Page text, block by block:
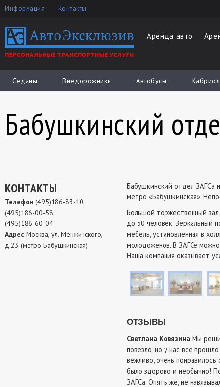
Информация Контакты
Аренда авто
Седаны Внедорожники Автобусы
Бабушкинский
КОНТАКТЫ
Телефон (495)186-83-10,
(495)186-00-58,
(495)186-60-04
Адрес Москва, ул. Менжинского,
д.23 (метро Бабушкинская)
Бабушкинский отдел ЗАГСа
метро «Бабушкинская».
Большой торжественный
до 50 человек. Зеркальный
мебель, установленная в
молодоженов. В ЗАГСе
Наша компания оказывает
ОТЗЫВЫ
Светлана Ковязина Мы
повезло, но у нас все
вежливо, очень
было здорово и необычно!
ЗАГСа. Опять же, не